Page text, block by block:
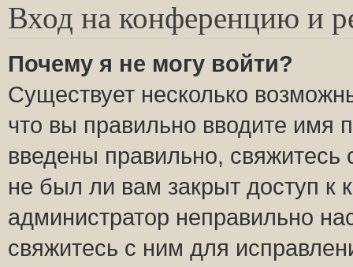
Вход на конференцию и
Почему я не могу войти?
Существует несколько
что вы правильно вводите имя
введены правильно,
не был ли вам закрыт доступ к
администратор неправильно
свяжитесь с ним для